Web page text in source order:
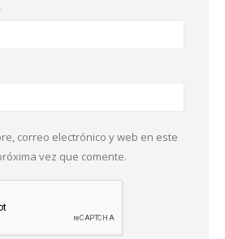
correo electrónico y web en este
vez que comente.